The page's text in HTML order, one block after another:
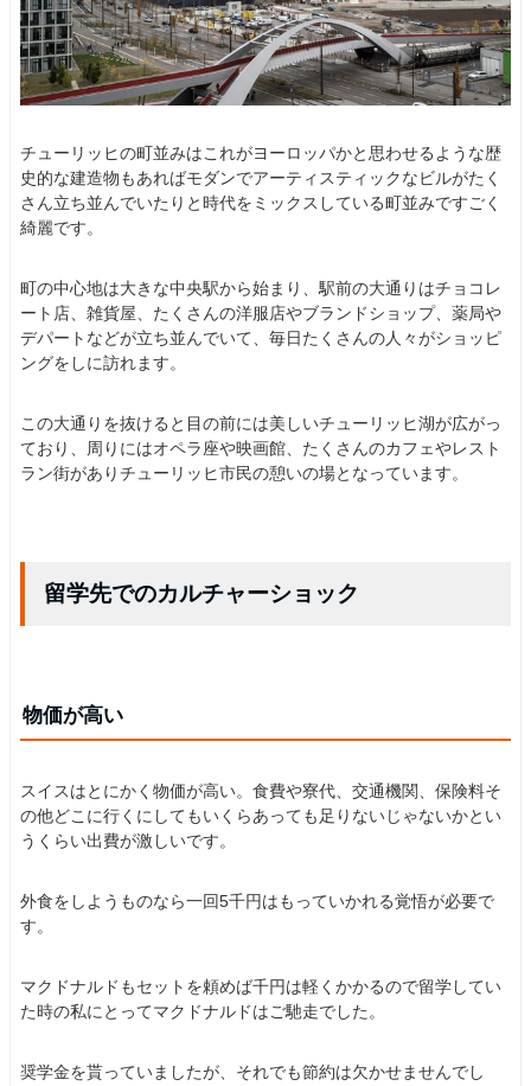
チューリッヒの町並みはこれがヨーロッパかと思わせるような歴
史的な建造物もあればモダンでアーティスティックなビルがたく
さん立ち並んでいたりと時代をミックスしている町並みですごく
綺麗です。
町の中心地は大きな中央駅から始まり、駅前の大通りはチョコレ
ート店、雑貨屋、たくさんの洋服店やブランドショップ、薬局や
デパートなどが立ち並んでいて、毎日たくさんの人々がショッピ
ングをしに訪れます。
この大通りを抜けると目の前には美しいチューリッヒ湖が広がっ
ており、周りにはオペラ座や映画館、たくさんのカフェやレスト
ラン街がありチューリッヒ市民の憩いの場となっています。
留学先でのカルチャーショック
物価が高い
スイスはとにかく物価が高い。食費や寮代、交通機関、保険料そ
の他どこに行くにしてもいくらあっても足りないじゃないかとい
うくらい出費が激しいです。
外食をしようものなら一回5千円はもっていかれる覚悟が必要で
す。
マクドナルドもセットを頼めば千円は軽くかかるので留学してい
た時の私にとってマクドナルドはご馳走でした。
奨学金を貰っていましたが、それでも節約は欠かせませんでし